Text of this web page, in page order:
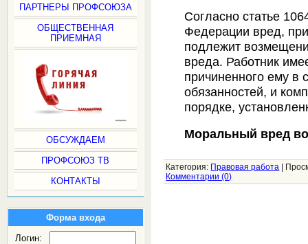
ПАРТНЕРЫ ПРОФСОЮЗА
ОБЩЕСТВЕННАЯ
ПРИЕМНАЯ
ОБСУЖДАЕМ
ПРОФСОЮЗ ТВ
КОНТАКТЫ
Форма входа
Логин:
Согласно статье
Федерации вред,
подлежит
вреда. Работник
причиненного ему в
обязанностей, и
порядке,
Моральный вред
Категория: Правовая работа
Комментарии (0)